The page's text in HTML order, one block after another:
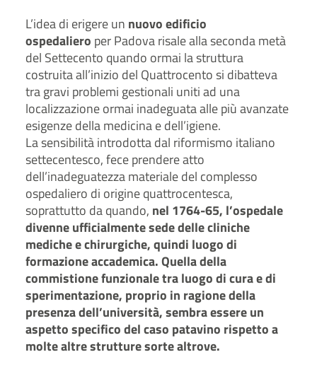
L’idea di erigere un nuovo edificio
ospedaliero per Padova risale alla seconda metà
del Settecento quando ormai la struttura
costruita all’inizio del Quattrocento si dibatteva
tra gravi problemi gestionali uniti ad una
localizzazione ormai inadeguata alle più avanzate
esigenze della medicina e dell’igiene.
La sensibilità introdotta dal riformismo italiano
settecentesco, fece prendere atto
dell’inadeguatezza materiale del complesso
ospedaliero di origine quattrocentesca,
soprattutto da quando, nel 1764-65, l’ospedale
divenne ufficialmente sede delle cliniche
mediche e chirurgiche, quindi luogo di
formazione accademica.Quella della
commistione funzionale tra luogo di cura e di
sperimentazione, proprio in ragione della
presenza dell’università, sembra essere un
aspetto specifico del caso patavino rispetto a
molte altre strutture sorte altrove.